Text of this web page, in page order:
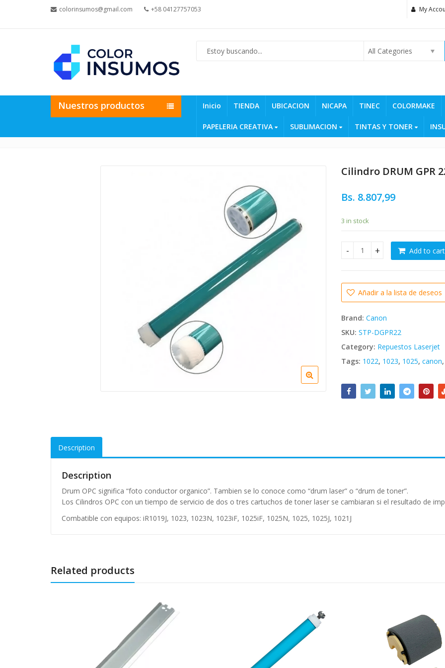
colorinsumos@gmail.com +58 04127757053 My
All Categories
Nuestros productos Inicio TIENDA UBICACION NICAPA TINEC COLORMAKE
PAPELERIA CREATIVA SUBLIMACION TINTAS Y TONER
Cilindro DRUM GPR
Bs. 8.807,99
3 in stock
Cilindro DRUM GPR 22Add to cart
Añadir a la lista de deseos
Brand: Canon
SKU: STP-DGPR22
Category: Repuestos Laserjet
Tags: 1022, 1023, 1025, canon,
Description
Description
Drum OPC significa “foto conductor organico”. Tambien se lo conoce como “drum laser” o “drum de toner”.
Los Cilindros OPC con un tiempo de servicio de dos o tres cartuchos de toner laser se cambiaran si el resultado de
Combatible con equipos: iR1019J, 1023, 1023N, 1023iF, 1025iF, 1025N, 1025, 1025J, 1021J
Related products